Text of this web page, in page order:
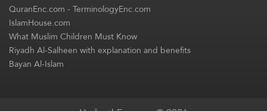
QuranEnc.com-TerminologyEnc.com
IslamHouse.com
What Muslim Children Must Know
Riyadh Al-Salheen with explanation and benefits
Bayan Al-Islam